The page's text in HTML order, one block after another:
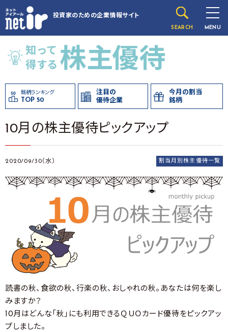
投資家のための企業情報サイト
SEARCH MENU
銘柄ランキング
TOP 50
注目の
優待企業
今月の割当
銘柄
10月の株主優待ピックアップ
2020/09/30（水） 割当月別株主優待一覧
読書の秋、食欲の秋、行楽の秋、おしゃれの秋。あなたは何を楽し
みますか？
10月はどんな「秋」にも利用できるＱＵＯカード優待をピックアッ
プしました。